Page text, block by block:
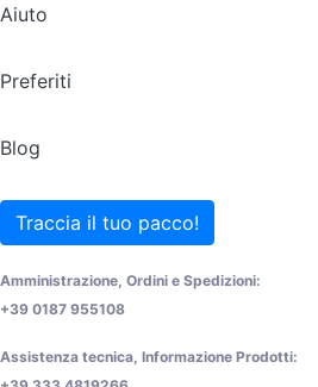
Aiuto
Preferiti
Blog
Traccia il tuo pacco!
Amministrazione, Ordini e Spedizioni:
+39 0187 955108
Assistenza tecnica, Informazione Prodotti: